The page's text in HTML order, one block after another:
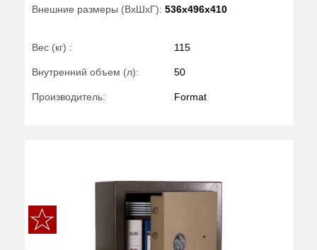
Внешние размеры (ВхШхГ): 536x496x410
Вес (кг) : 115
Внутренний объем (л): 50
Производитель: Format